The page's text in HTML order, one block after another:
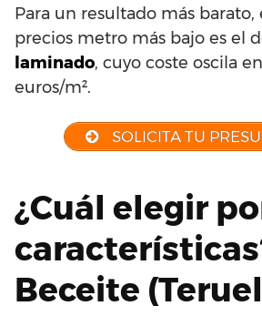
Para un resultado más barato,
precios metro más bajo es el
laminado, cuyo coste oscila
euros/m².
SOLICITA TU
¿Cuál elegir
Beceite